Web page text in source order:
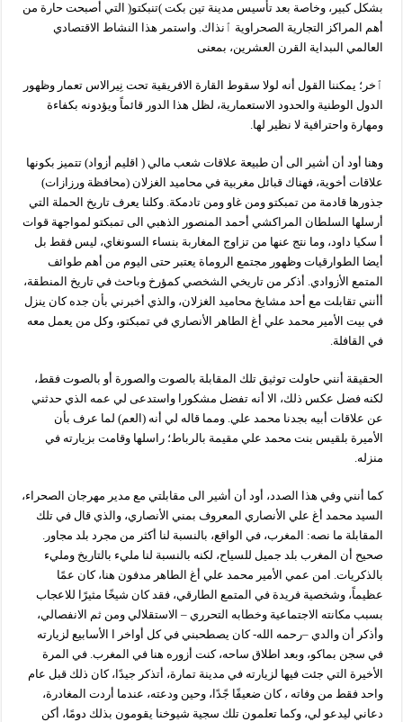
بشكل كبير، وخاصة بعد تأسيس مدينة تين بكت )تنبكتو( التي أصبحت حارة من
أهم المراكز التجارية الصحراوية ٱنذاك. واستمر هذا النشاط الاقتصادي
العالمي الىبداية القرن العشرين، بمعنى
ٱخر؛ يمكننا القول أنه لولا سقوط القارة الافريقية تحت نِيرالاس تعمار وظهور
الدول الوطنية والحدود الاستعمارية، لظل هذا الدور قائماً ويؤدونه بكفاءة
ومهارة واحترافية لا نظير لها.
وهنا أود أن أشير الى أن طبيعة علاقات شعب مالي ( اقليم أزواد) تتميز بكونها
علاقات أخوية، فهناك قبائل مغربية في محاميد الغزلان (محافظة ورزازات)
جذورها قادمة من تمبكتو ومن غاو ومن تادمكة. وكلنا يعرف تاريخ الحملة التي
أرسلها السلطان المراكشي أحمد المنصور الذهبي الى تمبكتو لمواجهة قوات
أ سكيا داود، وما نتج عنها من تزاوج المغاربة بنساء السونغاي، ليس فقط بل
أيضا الطوارقيات وظهور مجتمع الروماة يعتبر حتى اليوم من أهم طوائف
المتمع الأزوادي. أذكر من تاريخي الشخصي كمؤرخ وباحث في تاريخ المنطقة،
أأنني تقابلت مع أحد مشايخ محاميد الغزلان، والذي أخبرني بأن جده كان ينزل
في بيت الأمير محمد علي أغ الطاهر الأنصاري في تمبكتو، وكل من يعمل معه
في القافلة.
الحقيقة أنني حاولت توثيق تلك المقابلة بالصوت والصورة أو بالصوت فقط،
لكنه فضل عكس ذلك، الا أنه تفضل مشكورا واستدعى لي عمه الذي حدثني
عن علاقات أبيه بجدنا محمد علي. ومما قاله لي أنه (العم) لما عرف بأن
الأميرة بلقيس بنت محمد علي مقيمة بالرباط؛ راسلها وقامت بزيارته في
منزله.
كما أنني وفي هذا الصدد، أود أن أشير الى مقابلتي مع مدير مهرجان الصحراء،
السيد محمد أغ علي الأنصاري المعروف بمني الأنصاري، والذي قال في تلك
المقابلة ما نصه: المغرب، في الواقع، بالنسبة لنا أكثر من مجرد بلد مجاور.
صحيح أن المغرب بلد جميل للسياح، لكنه بالنسبة لنا مليء بالتاريخ ومليء
بالذكريات. امن عمي الأمير محمد علي أغ الطاهر مدفون هنا، كان عمًا
عظيماً، وشخصية فريدة في المتمع الطارقي، فقد كان شيخًا مثيرًا للاعجاب
بسبب مكانته الاجتماعية وخطابه التحرري – الاستقلالي ومن ثم الانفصالي،
وأذكر أن والدي –رحمه الله- كان يصطحبني في كل أواخر ا الأسابيع لزيارته
في سجن بماكو، وبعد اطلاق ساحه، كنت أزوره هنا في المغرب. في المرة
الأخيرة التي جئت فيها لزيارته في مدينة تمارة، أتذكر جيدًا، كان ذلك قبل عام
واحد فقط من وفاته ، كان ضعيفًا جًدًا، وحين ودعته، عندما أردت المغادرة،
دعاني ليدعو لي، وكما تعلمون تلك سجية شيوخنا يقومون بذلك دومًا، أكن